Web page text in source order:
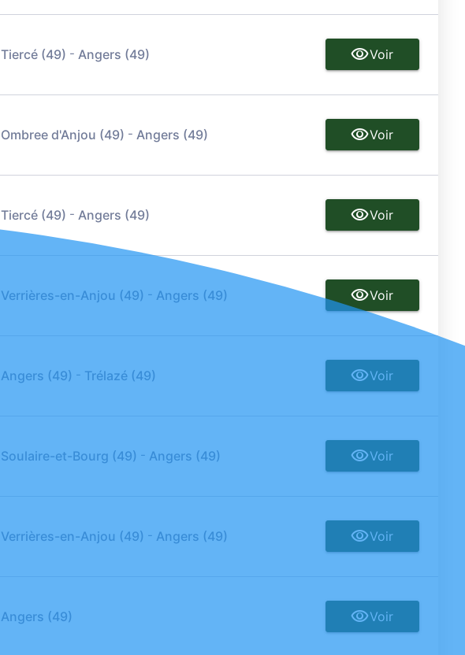
Tiercé (49) - Angers (49) Voir
Ombree d'Anjou (49) - Angers (49) Voir
Tiercé (49) - Angers (49) Voir
Verrières-en-Anjou (49) - Angers (49) Voir
Angers (49) - Trélazé (49) Voir
Soulaire-et-Bourg (49) - Angers (49) Voir
Verrières-en-Anjou (49) - Angers (49) Voir
Angers (49) Voir